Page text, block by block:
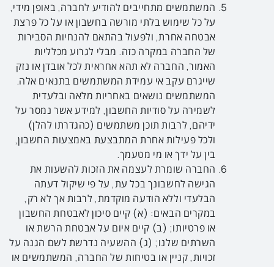
המשתמשים מתחייבים להודיע לחברה, באופן מידי,
על כל שימוש בלתי מורשה בחשבון או על כל פרצת
אבטחה אחרת, ולפעול בהתאם להנחיות הסבירות
של החברה במקרה כזה. מבלי לגרוע מכלליות
האמור, החברה לא תהא אחראית לכל אובדן או נזק
שייגרם עקב אי עמידת המשתמשים בתנאים אלה.
המשתמשים נושאים באחריות מלאה ובלעדית
לשמירה על סודיות החשבון, למידע אשר נמסר על
ידיהם, לרבות תוכן משתמשים (כהגדרתו להלן)
ולכל פעילות אחרת המתבצעת באמצעות החשבון,
בין על ידך או מי מטעמך.
החברה שומרת לעצמה את הזכות להשעות את
הגישה לחשבונך בכל עת, על פי שיקול דעתה
הבלעדי וללא הודעה מוקדמת, לרבות אך לא רק,
במקרים הבאים: (א) קיים סיכון לאבטחת החשבון
או פרטיותו; (ב) קיים איום על אבטחת הרשת או
השרתים שלנו; (ג) ההשעיה נדרשת לשם הגנה על
זכויות, קניין או בטיחות של החברה, המשתמשים או